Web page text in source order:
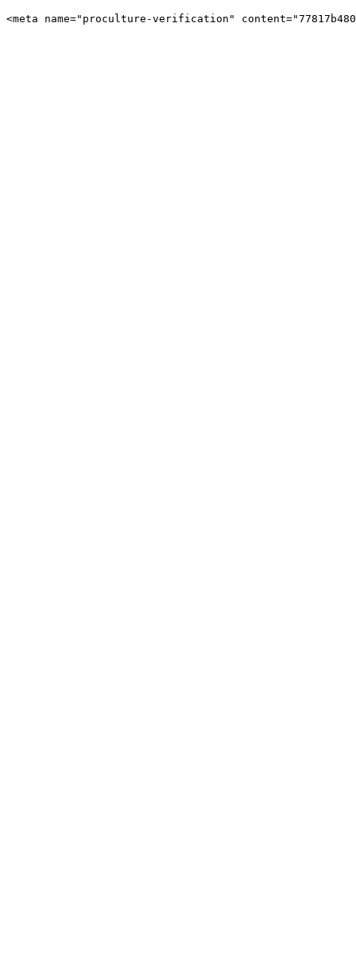
<meta name="proculture-verification"